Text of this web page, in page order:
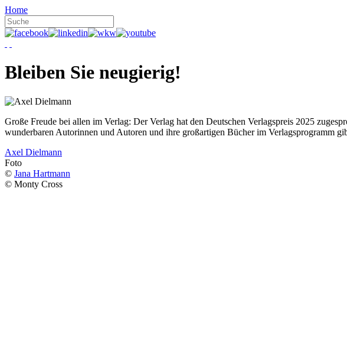
Home
Bleiben Sie neugierig!
Große Freude bei allen im Verlag: Der Verlag hat den Deutschen Verlagspreis 2025
wunderbaren Autorinnen und Autoren und ihre großartigen Bücher im
Axel Dielmann
Foto
© Jana Hartmann
© Monty Cross